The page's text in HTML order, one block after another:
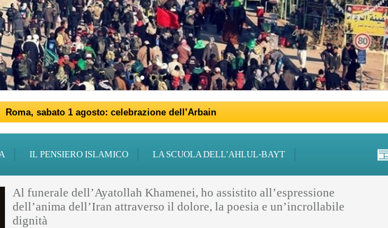
Roma, sabato 1 agosto: celebrazione dell’Arbain
Roma, 15-25 giugno: programmi per il mese di Muharram
Roma, sabato 6 giugno: Eid al-Ghadir
27 maggio: Eid al-Adha (Festa del Sacrificio)
‘Id al-Fitr sarà sabato 21 marzo
ZAKATUL-FITR 1447 – 2026
Programmi per la notte di Qadr a Roma
I programmi del Centro Islamico Imam Mahdi di Roma per il Ramadan
Domani giovedì 19 febbraio primo giorno di Ramadan
Roma, sabato 14 febbraio: docufilm “Rivoluzione”
IL PENSIERO ISLAMICO LA SCUOLA DELL’AHLUL-BAYT
Al funerale dell’Ayatollah Khamenei, ho assistito all’espressione
dell’anima dell’Iran attraverso il dolore, la poesia e un’incrollabile
dignità